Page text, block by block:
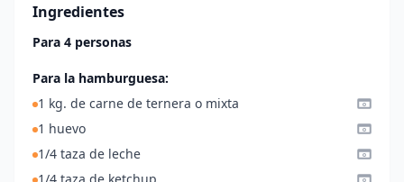
Ingredientes
Para 4 personas
Para la hamburguesa:
1 kg. de carne de ternera o mixta
1 huevo
1/4 taza de leche